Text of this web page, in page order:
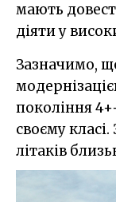
мають
діяти у
Зазначимо,
покоління
своєму
літаків